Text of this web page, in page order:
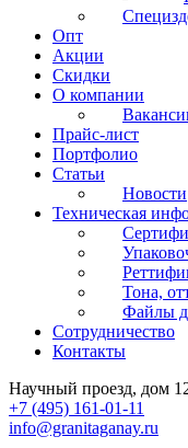
Опт
Акции
Скидки
О компании
Прайс-лист
Портфолио
Статьи
Новости
Техническая
Тона,
Файлы
Сотрудничество
Контакты
Научный проезд, дом
+7 (495) 161-01-11
info@granitaganay.ru